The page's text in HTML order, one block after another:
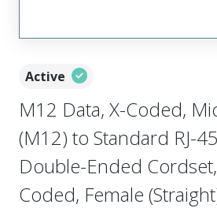
Active
M12 Data, X-Coded,
(M12) to Standard RJ-
Double-Ended
Coded, Female